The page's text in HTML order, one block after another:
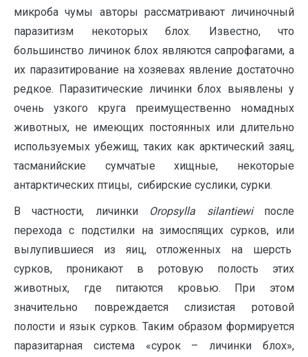
микроба чумы авторы рассматривают личиночный
паразитизм некоторых блох. Известно, что
большинство личинок блох являются сапрофагами, а
их паразитирование на хозяевах явление достаточно
редкое. Паразитические личинки блох выявлены у
очень узкого круга преимущественно номадных
животных, не имеющих постоянных или длительно
используемых убежищ, таких как арктический заяц,
тасманийские сумчатые хищные, некоторые
антарктических птицы, сибирские суслики, сурки.
В частности, личинки Oropsylla silantiewiпосле
перехода с подстилки на зимоспящих сурков, или
вылупившиеся из яиц, отложенных на шерсть
сурков, проникают в ротовую полость этих
животных, где питаются кровью. При этом
значительно повреждается слизистая ротовой
полости и язык сурков. Таким образом формируется
паразитарная система «сурок – личинки блох»,